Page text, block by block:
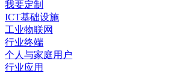
我要定制
ICT基础设施
工业物联网
行业终端
个人与家庭用户
行业应用